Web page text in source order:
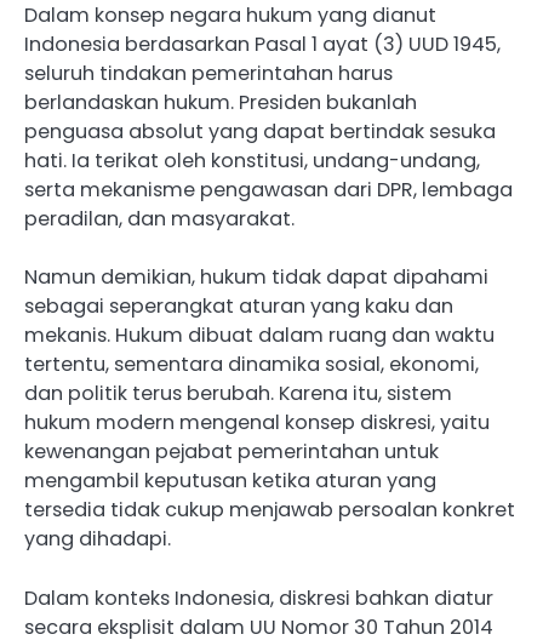
Dalam konsep negara hukum yang dianut
Indonesia berdasarkan Pasal 1 ayat (3) UUD 1945,
seluruh tindakan pemerintahan harus
berlandaskan hukum. Presiden bukanlah
penguasa absolut yang dapat bertindak sesuka
hati. Ia terikat oleh konstitusi, undang-undang,
serta mekanisme pengawasan dari DPR, lembaga
peradilan, dan masyarakat.
Namun demikian, hukum tidak dapat dipahami
sebagai seperangkat aturan yang kaku dan
mekanis. Hukum dibuat dalam ruang dan waktu
tertentu, sementara dinamika sosial, ekonomi,
dan politik terus berubah. Karena itu, sistem
hukum modern mengenal konsep diskresi, yaitu
kewenangan pejabat pemerintahan untuk
mengambil keputusan ketika aturan yang
tersedia tidak cukup menjawab persoalan konkret
yang dihadapi.
Dalam konteks Indonesia, diskresi bahkan diatur
secara eksplisit dalam UU Nomor 30 Tahun 2014